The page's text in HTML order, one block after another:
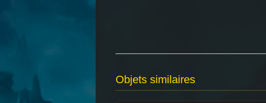
Objets similaires